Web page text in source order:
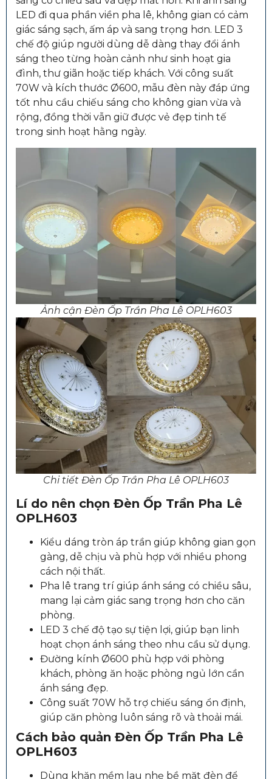
LED đi qua phần viền pha lê, không gian có cảm
giác sáng sạch, ấm áp và sang trọng hơn. LED 3
chế độ giúp người dùng dễ dàng thay đổi ánh
sáng theo từng hoàn cảnh như sinh hoạt gia
đình, thư giãn hoặc tiếp khách. Với công suất
70W và kích thước Ø600, mẫu đèn này đáp ứng
tốt nhu cầu chiếu sáng cho không gian vừa và
rộng, đồng thời vẫn giữ được vẻ đẹp tinh tế
trong sinh hoạt hằng ngày.
Ảnh cận Đèn Ốp Trần Pha Lê OPLH603
Chi tiết Đèn Ốp Trần Pha Lê OPLH603
Lí do nên chọn Đèn Ốp Trần Pha Lê
OPLH603
Kiểu dáng tròn áp trần giúp không gian gọn
gàng, dễ chịu và phù hợp với nhiều phong
cách nội thất.
Pha lê trang trí giúp ánh sáng có chiều sâu,
mang lại cảm giác sang trọng hơn cho căn
phòng.
LED 3 chế độ tạo sự tiện lợi, giúp bạn linh
hoạt chọn ánh sáng theo nhu cầu sử dụng.
Đường kính Ø600 phù hợp với phòng
khách, phòng ăn hoặc phòng ngủ lớn cần
ánh sáng đẹp.
Công suất 70W hỗ trợ chiếu sáng ổn định,
giúp căn phòng luôn sáng rõ và thoải mái.
Cách bảo quản Đèn Ốp Trần Pha Lê
OPLH603
Dùng khăn mềm lau nhẹ bề mặt đèn để